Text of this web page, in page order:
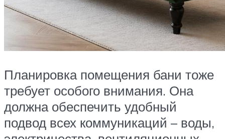
Планировка помещения бани тоже
требует особого внимания. Она
должна обеспечить удобный
подвод всех коммуникаций – воды,